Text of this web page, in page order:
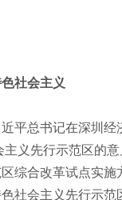
社会主义
总书记在深圳经
义先行示范区的
综合改革试点实
社会主义先行示